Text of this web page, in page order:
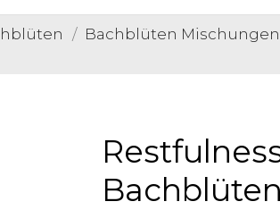
Bachblüten Mischungen